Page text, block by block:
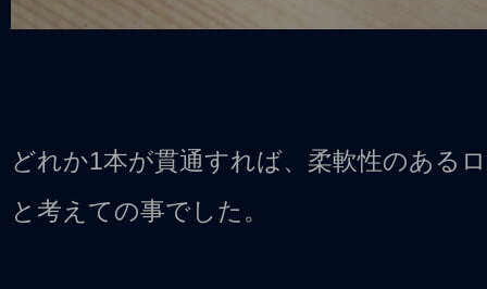
どれか1本が貫通すれば、柔軟性のある
と考えての事でした。